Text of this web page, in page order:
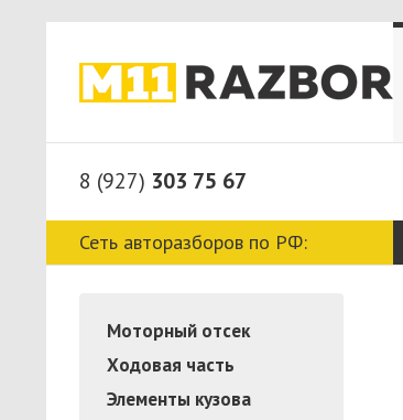
8 (927) 303 75 67
Сеть авторазборов по РФ:
Моторный отсек
Ходовая часть
Элементы кузова